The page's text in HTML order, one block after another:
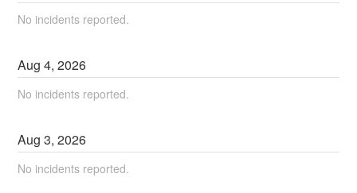
No incidents reported.
Aug4,2026
No incidents reported.
Aug3,2026
No incidents reported.